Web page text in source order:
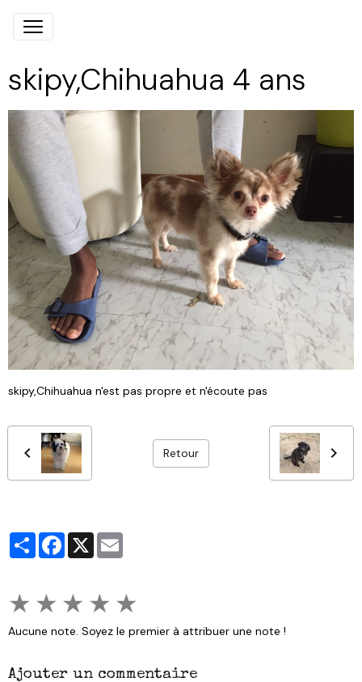
skipy,Chihuahua 4 ans
skipy,Chihuahua n'est pas propre et n'écoute pas
Retour
PartagerFacebook
X
★ ★ ★ ★ ★
Aucune note. Soyez le premier à attribuer une note !
Ajouter un commentaire